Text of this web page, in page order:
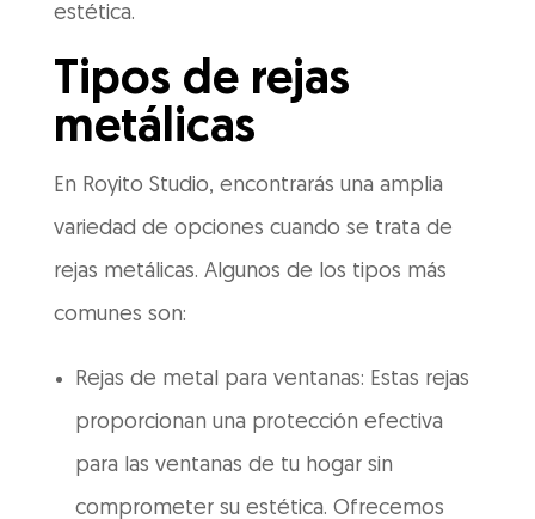
estética.
Tipos de rejas
metálicas
En Royito Studio, encontrarás una amplia
variedad de opciones cuando se trata de
rejas metálicas. Algunos de los tipos más
comunes son:
Rejas de metal para ventanas: Estas rejas
proporcionan una protección efectiva
para las ventanas de tu hogar sin
comprometer su estética. Ofrecemos